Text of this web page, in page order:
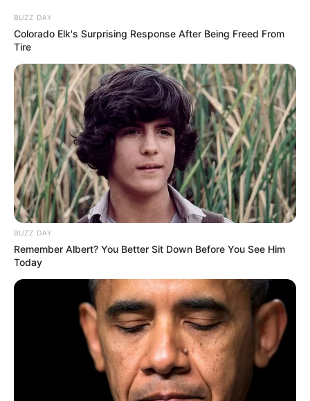
BUZZ DAY
Colorado Elk's Surprising Response After Being Freed From
Tire
BUZZ DAY
Remember Albert? You Better Sit Down Before You See Him
Today